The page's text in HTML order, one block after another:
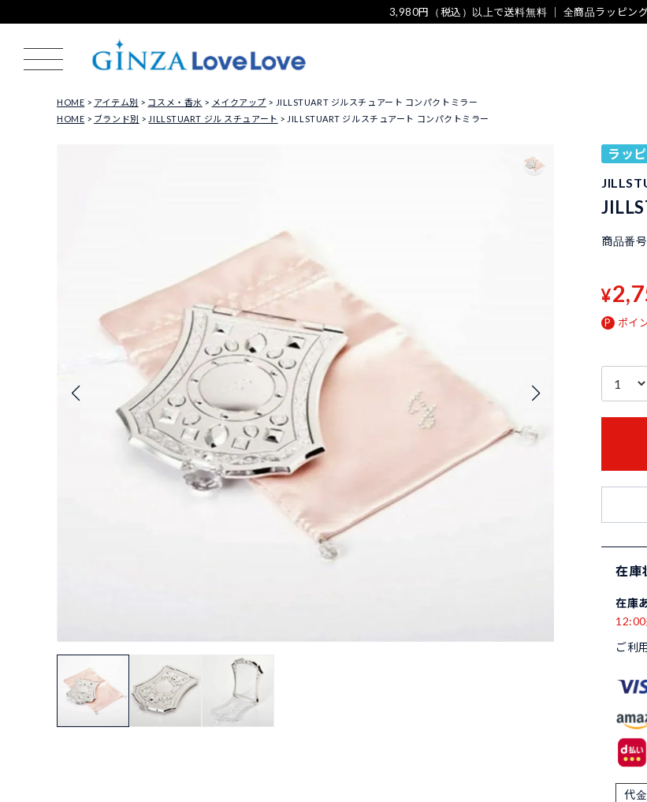
3,980円（税込）以上で送料無料 ｜ 全商品ラッピン
HOME アイテム別 コスメ・香水 メイクアップ
JILLSTUART ジルスチュアート コンパクトミラー
HOME
ブランド別 JILLSTUART ジル スチュアート JILLSTUART ジルスチュアート コンパクトミラー
ラッ
商品番号
¥
ポイ
在庫
在庫
ご利
代